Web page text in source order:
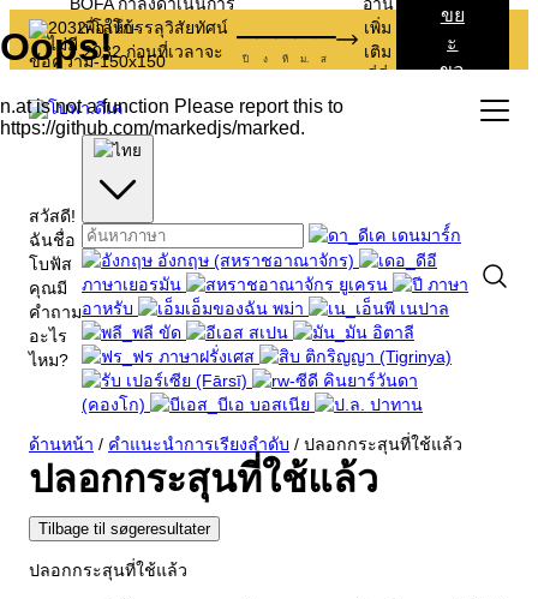
เพื่อให้บรรลุวิสัยทัศน์
2032 ก่อนที่เวลาจะ
หมดลง
–
ปี
–
ง
–
ที
–
ม.
–
ส
เพิ่ม
เติม
ที่นี่
ขย
ะ
ขอ
ขยะและการรีไซเคิล
การจัดเรียง
โครงการจัดการขยะ
อาชีพ
ทุกสิ่งเกี่ยวกับขยะเชิงพาณิชย์
บริการตนเอง
อัตราขยะสำหรับธุรกิจ
ค่าธรรมเนียมผู้ผลิต
วิธีการกำจัดขยะบนเกาะ Bornholm
สื่อสิ่งพิมพ์เป็นภาษาอังกฤษ
สื่อสิ่งพิมพ์เป็นภาษาเยอรมัน
เกี่ยวกับ BOFA
เยี่ยมชม BOFA
วิสัยทัศน์ 2032
สวัสดี!
ฉันชื่อ
โบฟัส
คุณมี
คำถาม
อะไร
ไหม?
เดนมาร์ก
อังกฤษ (สหราชอาณาจักร)
ภาษาเยอรมัน
ยูเครน
ภาษา
อาหรับ
พม่า
เนปาล
ขัด
สเปน
อิตาลี
ภาษาฝรั่งเศส
ติกริญญา (Tigrinya)
เปอร์เซีย (Fārsī)
คินยาร์วันดา
(คองโก)
บอสเนีย ปาทาน
ด้านหน้า / คำแนะนำการเรียงลำดับ / ปลอกกระสุนที่ใช้แล้ว
ปลอกกระสุนที่ใช้แล้ว
Tilbage til søgeresultater
ปลอกกระสุนที่ใช้แล้ว